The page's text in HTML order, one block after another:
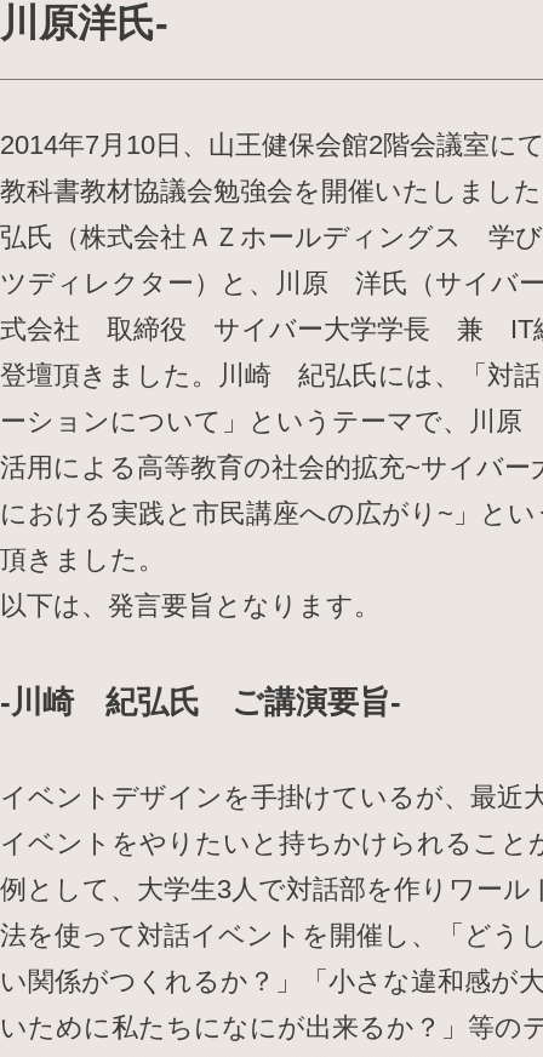
川原洋氏-
2014年7月10日、山王健保会館2階会議室に
教科書教材協議会勉強会を開催いたしまし
弘氏（株式会社ＡＺホールディングス 学
ツディレクター）と、川原 洋氏（サイバ
式会社 取締役 サイバー大学学長 兼 IT
登壇頂きました。川崎 紀弘氏には、「対
ーションについて」というテーマで、川
活用による高等教育の社会的拡充~サイバー
における実践と市民講座への広がり~」と
頂きました。
以下は、発言要旨となります。
-川崎 紀弘氏 ご講演要旨-
イベントデザインを手掛けているが、最近
イベントをやりたいと持ちかけられること
例として、大学生3人で対話部を作りワー
法を使って対話イベントを開催し、「どう
い関係がつくれるか？」「小さな違和感が
いために私たちになにが出来るか？」等の